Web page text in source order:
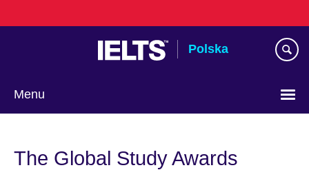
to
Polska
Menu
The Global Study Awards